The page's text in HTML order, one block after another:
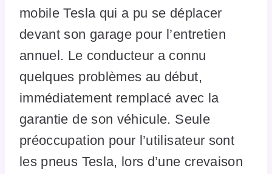
mobile Tesla qui a pu se déplacer
devant son garage pour l’entretien
annuel. Le conducteur a connu
quelques problèmes au début,
immédiatement remplacé avec la
garantie de son véhicule. Seule
préoccupation pour l’utilisateur sont
les pneus Tesla, lors d’une crevaison